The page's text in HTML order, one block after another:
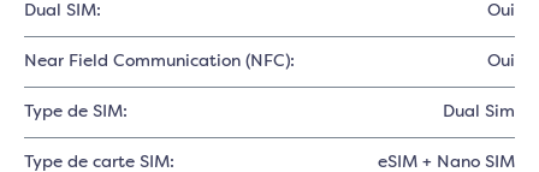
Dual SIM: Oui
Near Field Communication (NFC): Oui
Type de SIM: Dual Sim
Type de carte SIM: eSIM + Nano SIM